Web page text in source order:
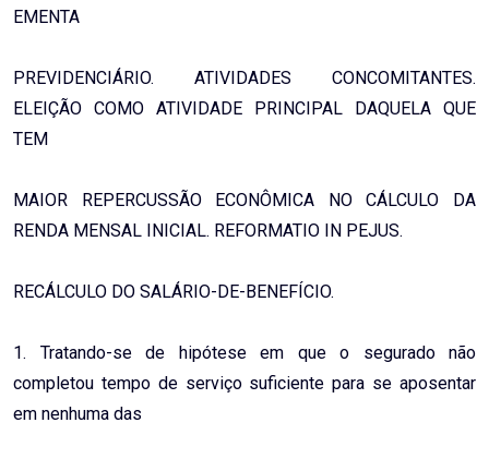
EMENTA
PREVIDENCIÁRIO. ATIVIDADES CONCOMITANTES.
ELEIÇÃO COMO ATIVIDADE PRINCIPAL DAQUELA QUE
TEM
MAIOR REPERCUSSÃO ECONÔMICA NO CÁLCULO DA
RENDA MENSAL INICIAL. REFORMATIO IN PEJUS.
RECÁLCULO DO SALÁRIO-DE-BENEFÍCIO.
1. Tratando-se de hipótese em que o segurado não
completou tempo de serviço suficiente para se aposentar
em nenhuma das